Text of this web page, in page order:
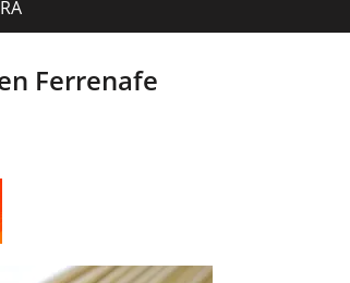
Ferrenafe